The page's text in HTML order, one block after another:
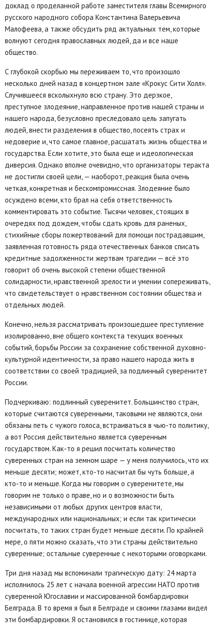
доклад о проделанной работе заместителя главы Всемирного
русского народного собора Константина Валерьевича
Малофеева, а также обсудить ряд актуальных тем, которые
волнуют сегодня православных людей, да и все наше
общество.
С глубокой скорбью мы переживаем то, что произошло
несколько дней назад в концертном зале «Крокус Сити Холл».
Случившееся всколыхнуло всю страну. Это дерзкое,
преступное злодеяние, направленное против нашей страны и
нашего народа, безусловно преследовало цель запугать
людей, внести разделения в общество, посеять страх и
недоверие и, что самое главное, расшатать жизнь общества и
государства. Если хотите, это была еще и идеологическая
диверсия. Однако вполне очевидно, что организаторы теракта
не достигли своей цели, — наоборот, реакция была очень
четкая, конкретная и бескомпромиссная. Злодеяние было
осуждено всеми, кто брал на себя ответственность
комментировать это событие. Тысячи человек, стоящих в
очередях под дождем, чтобы сдать кровь для раненых,
стихийные сборы пожертвований для помощи пострадавшим,
заявленная готовность ряда отечественных банков списать
кредитные задолженности жертвам трагедии — всё это
говорит об очень высокой степени общественной
солидарности, нравственной зрелости и умении сопереживать,
что свидетельствует о нравственном состоянии общества и
отдельных людей.
Конечно, нельзя рассматривать произошедшее преступление
изолированно, вне общего контекста текущих военных
событий, борьбы России за сохранение собственной духовно-
культурной идентичности, за право нашего народа жить в
соответствии со своей традицией, за подлинный суверенитет
России.
Подчеркиваю: подлинный суверенитет. Большинство стран,
которые считаются суверенными, таковыми не являются, они
обязаны петь с чужого голоса, встраиваться в чью-то политику,
а вот Россия действительно является суверенным
государством. Как-то я решил посчитать количество
суверенных стран на земном шаре — у меня получилось, что их
меньше десяти; может, кто-то насчитал бы чуть больше, а
кто-то и меньше. Когда мы говорим о суверенитете, мы
говорим не только о праве, но и о возможности быть
независимыми от любых других центров власти,
международных или национальных; и если так критически
посчитать, то таких стран будет меньше десяти. По крайней
мере, о пяти можно сказать, что эти страны действительно
суверенные; остальные суверенные с некоторыми оговорками.
Три дня назад мы вспоминали трагическую дату: 24 марта
исполнилось 25 лет с начала военной агрессии НАТО против
суверенной Югославии и массированной бомбардировки
Белграда. В то время я был в Белграде и своими глазами видел
эти бомбардировки. Я остановился в гостинице, которая